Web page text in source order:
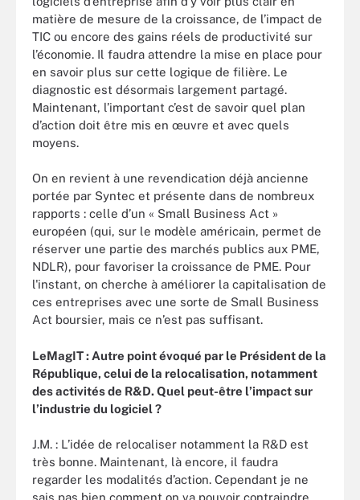
matière de mesure de la croissance, de l’impact de
TIC ou encore des gains réels de productivité sur
l’économie. Il faudra attendre la mise en place pour
en savoir plus sur cette logique de filière. Le
diagnostic est désormais largement partagé.
Maintenant, l’important c’est de savoir quel plan
d’action doit être mis en œuvre et avec quels
moyens.
On en revient à une revendication déjà ancienne
portée par Syntec et présente dans de nombreux
rapports : celle d’un « Small Business Act »
européen (qui, sur le modèle américain, permet de
réserver une partie des marchés publics aux PME,
NDLR), pour favoriser la croissance de PME. Pour
l'instant, on cherche à améliorer la capitalisation de
ces entreprises avec une sorte de Small Business
Act boursier, mais ce n’est pas suffisant.
LeMagIT : Autre point évoqué par le Président de la
République, celui de la relocalisation, notamment
des activités de R&D. Quel peut-être l’impact sur
l’industrie du logiciel ?
J.M. : L’idée de relocaliser notamment la R&D est
très bonne. Maintenant, là encore, il faudra
regarder les modalités d’action. Cependant je ne
sais pas bien comment on va pouvoir contraindre